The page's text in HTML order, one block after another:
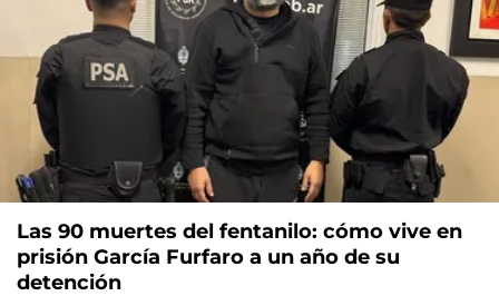
Las 90 muertes del fentanilo: cómo vive en
prisión García Furfaro a un año de su
detención